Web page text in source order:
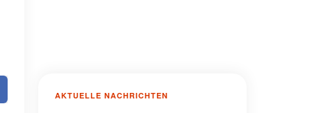
AKTUELLE NACHRICHTEN